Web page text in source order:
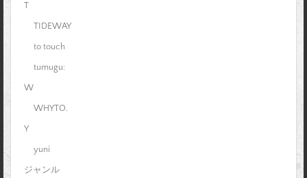
T
TIDEWAY
to touch
tumugu:
W
WHYTO.
Y
yuni
ジャンル